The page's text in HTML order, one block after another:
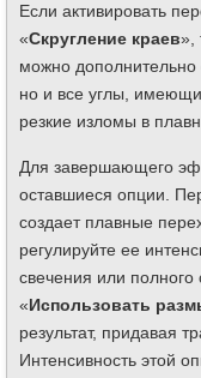
Если активировать
«Скругление краев»,
можно дополнительно
но и все углы,
резкие изломы в
Для завершающего
оставшиеся опции.
создает плавные
регулируйте ее
свечения или
«Использовать
результат, придавая
Интенсивность этой